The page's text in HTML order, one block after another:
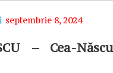
septembrie 8, 2024
– Cea-